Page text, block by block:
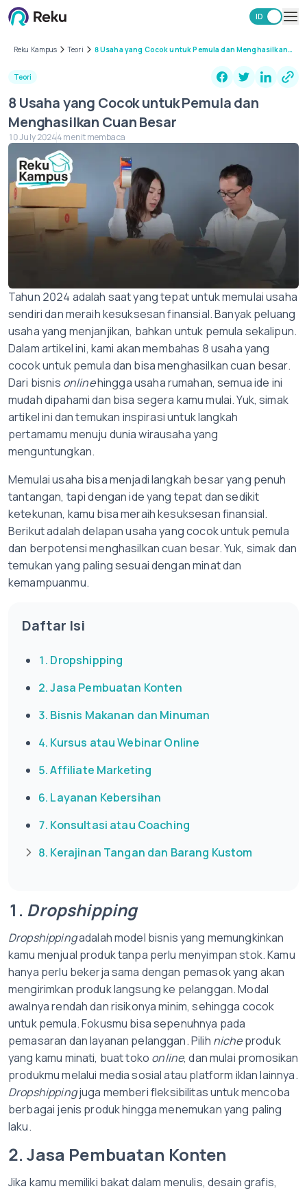
EN
ID
Learning Hub
Keamanan
Biaya
Lainnya
Unduh Aplikasi Reku
Reku Kampus Teori
8 Usaha yang Cocok untuk Pemula dan Menghasilkan
Teori
8 Usaha yang Cocok untuk Pemula dan
Menghasilkan Cuan Besar
10 July 20244 menit membaca
Tahun 2024 adalah saat yang tepat untuk memulai usaha
sendiri dan meraih kesuksesan finansial. Banyak peluang
usaha yang menjanjikan, bahkan untuk pemula sekalipun.
Dalam artikel ini, kami akan membahas 8 usaha yang
cocok untuk pemula dan bisa menghasilkan cuan besar.
Dari bisnis onlinehingga usaha rumahan, semua ide ini
mudah dipahami dan bisa segera kamu mulai. Yuk, simak
artikel ini dan temukan inspirasi untuk langkah
pertamamu menuju dunia wirausaha yang
menguntungkan.
Memulai usaha bisa menjadi langkah besar yang penuh
tantangan, tapi dengan ide yang tepat dan sedikit
ketekunan, kamu bisa meraih kesuksesan finansial.
Berikut adalah delapan usaha yang cocok untuk pemula
dan berpotensi menghasilkan cuan besar. Yuk, simak dan
temukan yang paling sesuai dengan minat dan
kemampuanmu.
Daftar Isi
1. Dropshipping
2. Jasa Pembuatan Konten
3. Bisnis Makanan dan Minuman
4. Kursus atau Webinar Online
5. Affiliate Marketing
6. Layanan Kebersihan
7. Konsultasi atau Coaching
8. Kerajinan Tangan dan Barang Kustom
1. Dropshipping
Dropshippingadalah model bisnis yang memungkinkan
kamu menjual produk tanpa perlu menyimpan stok. Kamu
hanya perlu bekerja sama dengan pemasok yang akan
mengirimkan produk langsung ke pelanggan. Modal
awalnya rendah dan risikonya minim, sehingga cocok
untuk pemula. Fokusmu bisa sepenuhnya pada
pemasaran dan layanan pelanggan. Pilih nicheproduk
yang kamu minati, buat toko online, dan mulai promosikan
produkmu melalui media sosial atau platform iklan lainnya.
Dropshippingjuga memberi fleksibilitas untuk mencoba
berbagai jenis produk hingga menemukan yang paling
laku.
2. Jasa Pembuatan Konten
Jika kamu memiliki bakat dalam menulis, desain grafis,